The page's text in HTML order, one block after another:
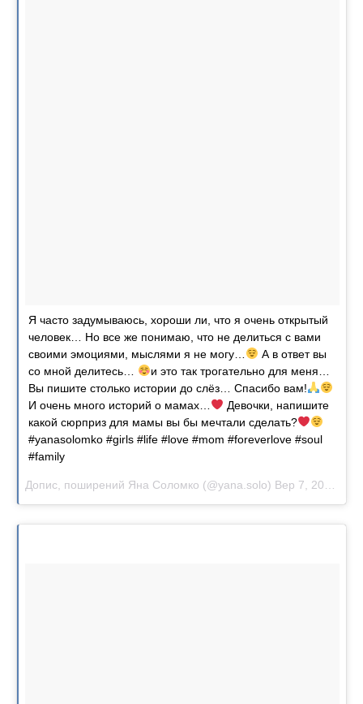
Я часто задумываюсь, хороши ли, что я очень открытый
человек… Но все же понимаю, что не делиться с вами
своими эмоциями, мыслями я не могу…
А в ответ вы
со мной делитесь…
и это так трогательно для меня…
Вы пишите столько истории до слёз… Спасибо вам!
И очень много историй о мамах…
Девочки, напишите
какой сюрприз для мамы вы бы мечтали сделать?
#yanasolomko #girls #life #love #mom #foreverlove #soul
#family
Допис, поширений Яна Соломко (@yana.solo) Вер 7, 2017 о 11:17 PDT